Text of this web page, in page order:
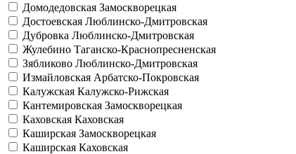
Домодедовская Замоскворецкая
Достоевская Люблинско-Дмитровская
Дубровка Люблинско-Дмитровская
Жулебино Таганско-Краснопресненская
Зябликово Люблинско-Дмитровская
Измайловская Арбатско-Покровская
Калужская Калужско-Рижская
Кантемировская Замоскворецкая
Каховская Каховская
Каширская Замоскворецкая
Каширская Каховская